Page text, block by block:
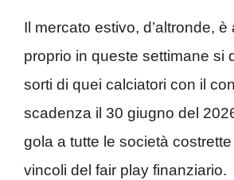
Il mercato estivo, d’altronde, è
proprio in queste settimane si
sorti di quei calciatori con il
scadenza il 30 giugno del
gola a tutte le società
vincoli del fair play finanziario.